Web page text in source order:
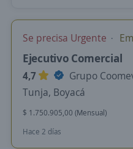
Se precisa Urgente
Ejecutivo Comercial
4,7
Grupo
Tunja, Boyacá
$ 1.750.905,00 (Mensual)
Hace 2 días